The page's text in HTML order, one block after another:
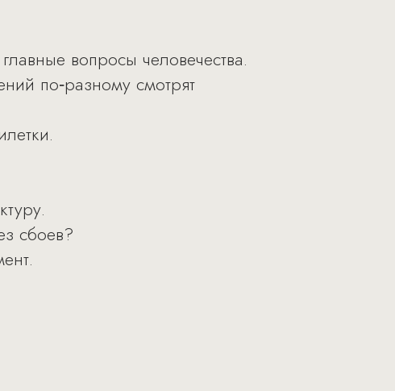
вопросы человечества.
по‑разному смотрят
сбоев?